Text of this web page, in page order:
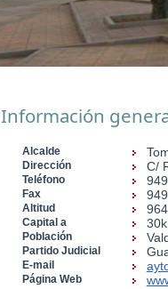
Información
Alcalde
Dirección C/
Teléfono
Fax
Altitud
Capital a
Población
Partido Judicial
E-mail
Página Web